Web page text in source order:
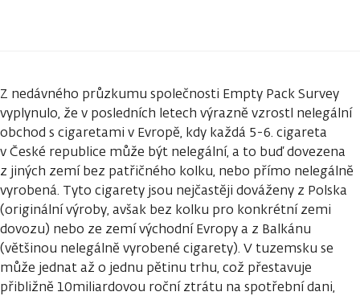
Z nedávného průzkumu společnosti Empty Pack Survey
vyplynulo, že v posledních letech výrazně vzrostl nelegální
obchod s cigaretami v Evropě, kdy každá 5-6. cigareta
v České republice může být nelegální, a to buď dovezena
z jiných zemí bez patřičného kolku, nebo přímo nelegálně
vyrobená. Tyto cigarety jsou nejčastěji dováženy z Polska
(originální výroby, avšak bez kolku pro konkrétní zemi
dovozu) nebo ze zemí východní Evropy a z Balkánu
(většinou nelegálně vyrobené cigarety). V tuzemsku se
může jednat až o jednu pětinu trhu, což přestavuje
přibližně 10miliardovou roční ztrátu na spotřební dani,